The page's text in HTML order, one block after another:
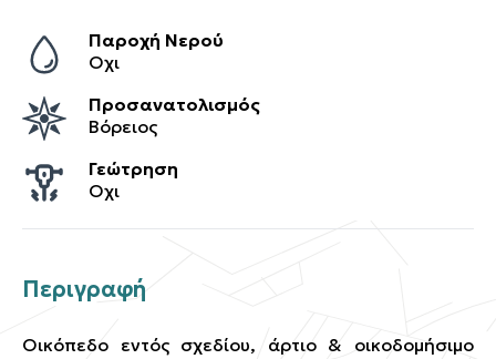
Παροχή Νερού
Οχι
Προσανατολισμός
Βόρειος
Γεώτρηση
Οχι
Περιγραφή
Οικόπεδο εντός σχεδίου, άρτιο & οικοδομήσιμο